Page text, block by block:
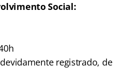
Social:
registrado, de